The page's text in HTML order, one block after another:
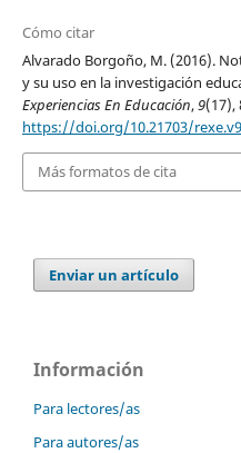
Cómo citar
Alvarado Borgoño, M. (2016).
y su uso en la investigación
Experiencias En Educación,9(17),
https://doi.org/10.21703/
Más formatos de cita
Enviar un artículo
Información
Para lectores/as
Para autores/as